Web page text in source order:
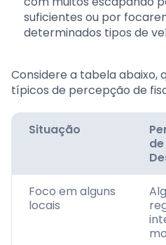
suficientes ou por
determinados tipos de
Considere a tabela abaixo,
típicos de percepção de
Situação
de
Foco em alguns
locais